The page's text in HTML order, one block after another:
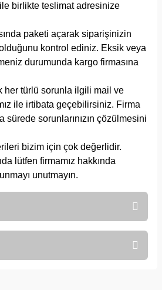
birlikte teslimat adresinize
paketi açarak siparişinizin
kontrol ediniz. Eksik veya
durumunda kargo firmasına
her türlü sorunla ilgili mail ve
ile irtibata geçebilirsiniz. Firma
sürede sorunlarınızın çözülmesini
bizim için çok değerlidir.
lütfen firmamız hakkında
unutmayın.